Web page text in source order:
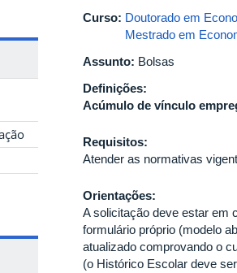
Curso: Doutorado em
Mestrado em
Assunto: Bolsas
Definições:
Acúmulo de vínculo
Requisitos:
Atender as normativas
Orientações:
A solicitação deve estar em
formulário próprio (modelo
atualizado comprovando o
(o Histórico Escolar deve